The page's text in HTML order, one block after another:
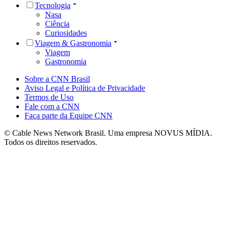
Tecnologia
Nasa
Ciência
Curiosidades
Viagem & Gastronomia
Viagem
Gastronomia
Sobre a CNN Brasil
Aviso Legal e Política de Privacidade
Termos de Uso
Fale com a CNN
Faça parte da Equipe CNN
© Cable News Network Brasil. Uma empresa NOVUS MÍDIA.
Todos os direitos reservados.